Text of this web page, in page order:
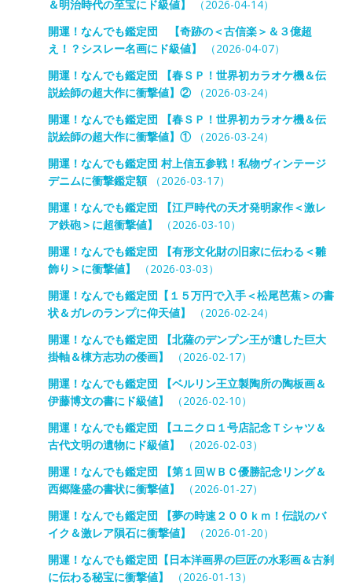
＆明治時代の至宝にド級値】
（2026-04-14）
開運！なんでも鑑定団 【奇跡の＜古信楽＞＆３億超
え！？シスレー名画にド級値】
（2026-04-07）
開運！なんでも鑑定団 【春ＳＰ！世界初カラオケ機＆伝
説絵師の超大作に衝撃値】②（2026-03-24）
開運！なんでも鑑定団 【春ＳＰ！世界初カラオケ機＆伝
説絵師の超大作に衝撃値】①（2026-03-24）
開運！なんでも鑑定団 村上信五参戦！私物ヴィンテージ
デニムに衝撃鑑定額（2026-03-17）
開運！なんでも鑑定団 【江戸時代の天才発明家作＜激レ
ア鉄砲＞に超衝撃値】
（2026-03-10）
開運！なんでも鑑定団 【有形文化財の旧家に伝わる＜雛
飾り＞に衝撃値】
（2026-03-03）
開運！なんでも鑑定団【１５万円で入手＜松尾芭蕉＞の書
状＆ガレのランプに仰天値】
（2026-02-24）
開運！なんでも鑑定団 【北薩のデンプン王が遺した巨大
掛軸＆棟方志功の倭画】
（2026-02-17）
開運！なんでも鑑定団 【ベルリン王立製陶所の陶板画＆
伊藤博文の書にド級値】
（2026-02-10）
開運！なんでも鑑定団 【ユニクロ１号店記念Ｔシャツ＆
古代文明の遺物にド級値】
（2026-02-03）
開運！なんでも鑑定団 【第１回ＷＢＣ優勝記念リング＆
西郷隆盛の書状に衝撃値】
（2026-01-27）
開運！なんでも鑑定団 【夢の時速２００ｋｍ！伝説のバ
イク＆激レア隕石に衝撃値】
（2026-01-20）
開運！なんでも鑑定団【日本洋画界の巨匠の水彩画＆古刹
に伝わる秘宝に衝撃値】
（2026-01-13）